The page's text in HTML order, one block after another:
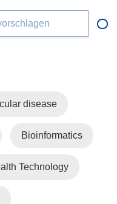
disease
Bioinformatics
Technology